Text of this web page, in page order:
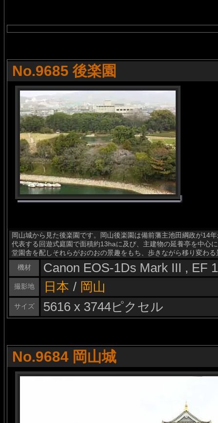
No.9685 後楽園
岡山城から見た後楽園です。岡山後楽園は備前藩主池田綱政が14
代表する回遊式庭園で面積約13haに及び、主建物の延養亭を中心
堂園舎を配しそれらがおのおの景趣をもち、歩きながら移り変わ
機材
Canon EOS-1Ds Mark III , EF
撮影地 日本 / 岡山
サイズ 5616 x 3744ピクセル
No.9684 岡山城